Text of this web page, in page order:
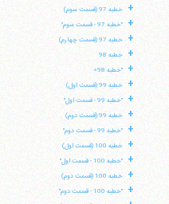
+ خطبه 97 (قسمت سوم)
+ "خطبه 97 - قسمت سوم"
+ خطبه 97 (قسمت چهارم)
+ خطبه 98
+ "خطبه 98»
+ خطبه 99 (قسمت اول)
+ "خطبه 99 - قسمت اول"
+ خطبه 99 (قسمت دوم)
+ "خطبه 99 - قسمت دوم"
+ خطبه 100 (قسمت اول)
+ "خطبه 100 - قسمت اول"
+ خطبه 100 (قسمت دوم)
+ "خطبه 100 - قسمت دوم"